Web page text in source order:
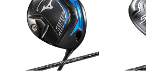
サッカー／フットサル
トレーニング